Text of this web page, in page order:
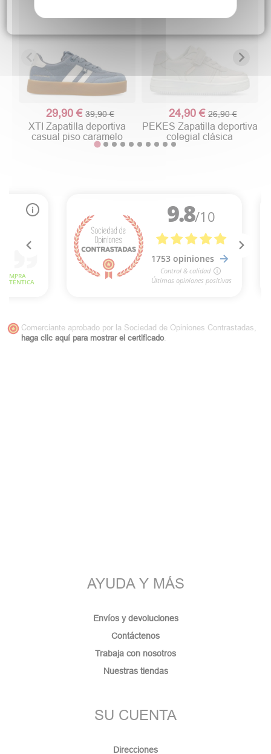
29,90 €39,90 €
XTI Zapatilla deportiva
casual piso caramelo
24,90 € 26,90 €
PEKES Zapatilla deportiva
colegial clásica
Comerciante aprobado por la Sociedad de Opiniones Contrastadas,
haga clic aquí para mostrar el certificado.
AYUDA Y MÁS
Envíos y devoluciones
Contáctenos
Trabaja con nosotros
Nuestras tiendas
SU CUENTA
Direcciones